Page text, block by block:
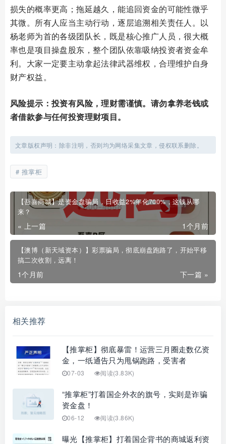
损失的概率更高；拖延越久，能追回资金的可能性微乎
其微。所有人应当主动行动，逐层追溯相关责任人。以
杨老师为首的各级团队长，既是核心推广人员，很大概
率也是项目操盘股东，整个团队依靠吸纳投资者资金牟
利。大家一定要主动拿起法律武器维权，合理维护自身
财产权益。
风险提示：投资有风险，理财需谨慎。请勿拿养老钱或
者借款参与任何投资理财项目。
文章版权声明：除非注明，否则均为网络采集文章，侵权联系删除。
推掌柜
【吾喜商城】是资金盘骗局，日收益2%年化700%，这钱从哪
来？
« 上一篇 1个月前
【澳博（新天域资本）】彩票骗局，彻底崩盘跑路了，开始平移
搞二次收割，远离！
下一篇 »
1个月前
相关推荐
【推掌柜】彻底暴雷！运营三月圈走数亿资
金，一纸通告只为甩锅跑路，受害者
07-03 阅读(3.83K)
“推掌柜”打着国企外衣的旗号，实则是诈骗
资金盘！
06-12 阅读(3.86K)
曝光【推掌柜】打着国企背书的商城返利资